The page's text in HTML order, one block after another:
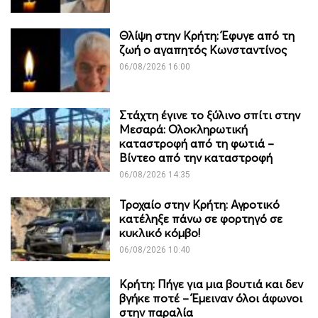
Θλίψη στην Κρήτη: Έφυγε από τη
ζωή ο αγαπητός Κωνσταντίνος
06/08/2026 16:00
Στάχτη έγινε το ξύλινο σπίτι στην
Μεσαρά: Ολοκληρωτική
καταστροφή από τη φωτιά –
Βίντεο από την καταστροφή
06/08/2026 14:35
Τροχαίο στην Κρήτη: Αγροτικό
κατέληξε πάνω σε φορτηγό σε
κυκλικό κόμβο!
06/08/2026 10:40
Κρήτη: Πήγε για μια βουτιά και δεν
βγήκε ποτέ – Έμειναν όλοι άφωνοι
στην παραλία